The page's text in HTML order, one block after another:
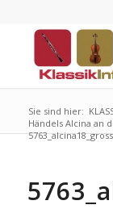
Sie sind hier:
Händels Alcina an